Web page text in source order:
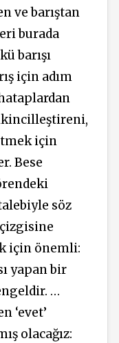
ve barıştan
burada
barışı
için adım
ikincilleştireni,
için
Bese
söz
için önemli:
yapan bir
…
‘evet’
olacağız: